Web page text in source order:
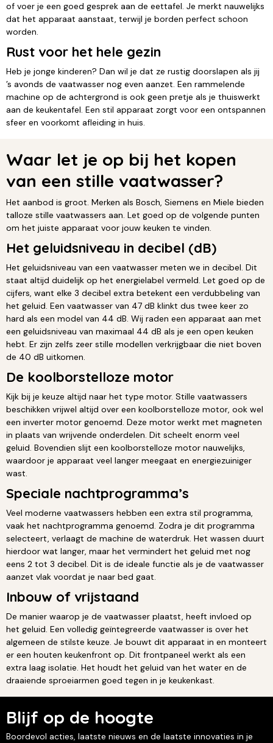
of voer je een goed gesprek aan de eettafel. Je merkt nauwelijks
dat het apparaat aanstaat, terwijl je borden perfect schoon
worden.
Rust voor het hele gezin
Heb je jonge kinderen? Dan wil je dat ze rustig doorslapen als jij
’s avonds de vaatwasser nog even aanzet. Een rammelende
machine op de achtergrond is ook geen pretje als je thuiswerkt
aan de keukentafel. Een stil apparaat zorgt voor een ontspannen
sfeer en voorkomt afleiding in huis.
Waar let je op bij het kopen
van een stille vaatwasser?
Het aanbod is groot. Merken als Bosch, Siemens en Miele bieden
talloze stille vaatwassers aan. Let goed op de volgende punten
om het juiste apparaat voor jouw keuken te vinden.
Het geluidsniveau in decibel (dB)
Het geluidsniveau van een vaatwasser meten we in decibel. Dit
staat altijd duidelijk op het energielabel vermeld. Let goed op de
cijfers, want elke 3 decibel extra betekent een verdubbeling van
het geluid. Een vaatwasser van 47 dB klinkt dus twee keer zo
hard als een model van 44 dB. Wij raden een apparaat aan met
een geluidsniveau van maximaal 44 dB als je een open keuken
hebt. Er zijn zelfs zeer stille modellen verkrijgbaar die niet boven
de 40 dB uitkomen.
De koolborstelloze motor
Kijk bij je keuze altijd naar het type motor. Stille vaatwassers
beschikken vrijwel altijd over een koolborstelloze motor, ook wel
een inverter motor genoemd. Deze motor werkt met magneten
in plaats van wrijvende onderdelen. Dit scheelt enorm veel
geluid. Bovendien slijt een koolborstelloze motor nauwelijks,
waardoor je apparaat veel langer meegaat en energiezuiniger
wast.
Speciale nachtprogramma’s
Veel moderne vaatwassers hebben een extra stil programma,
vaak het nachtprogramma genoemd. Zodra je dit programma
selecteert, verlaagt de machine de waterdruk. Het wassen duurt
hierdoor wat langer, maar het vermindert het geluid met nog
eens 2 tot 3 decibel. Dit is de ideale functie als je de vaatwasser
aanzet vlak voordat je naar bed gaat.
Inbouw of vrijstaand
De manier waarop je de vaatwasser plaatst, heeft invloed op
het geluid. Een volledig geïntegreerde vaatwasser is over het
algemeen de stilste keuze. Je bouwt dit apparaat in en monteert
er een houten keukenfront op. Dit frontpaneel werkt als een
extra laag isolatie. Het houdt het geluid van het water en de
draaiende sproeiarmen goed tegen in je keukenkast.
Blijf op de hoogte
Boordevol acties, laatste nieuws en de laatste innovaties in je